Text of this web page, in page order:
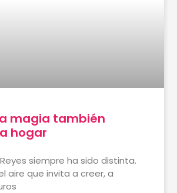
magia también
hogar
siempre ha sido distinta.
aire que invita a creer, a